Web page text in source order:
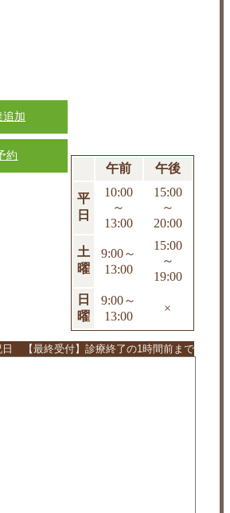
追加
約
午前 午後
平
日
10:00
～
13:00
15:00
～
20:00
土
曜
9:00～
13:00
15:00
～
19:00
日
曜
9:00～
13:00
×
日 【最終受付】診療終了の1時間前まで